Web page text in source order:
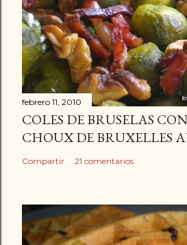
febrero 11, 2010
COLES DE BRUSELAS
CHOUX DE BRUXELLES
Compartir 21 comentarios